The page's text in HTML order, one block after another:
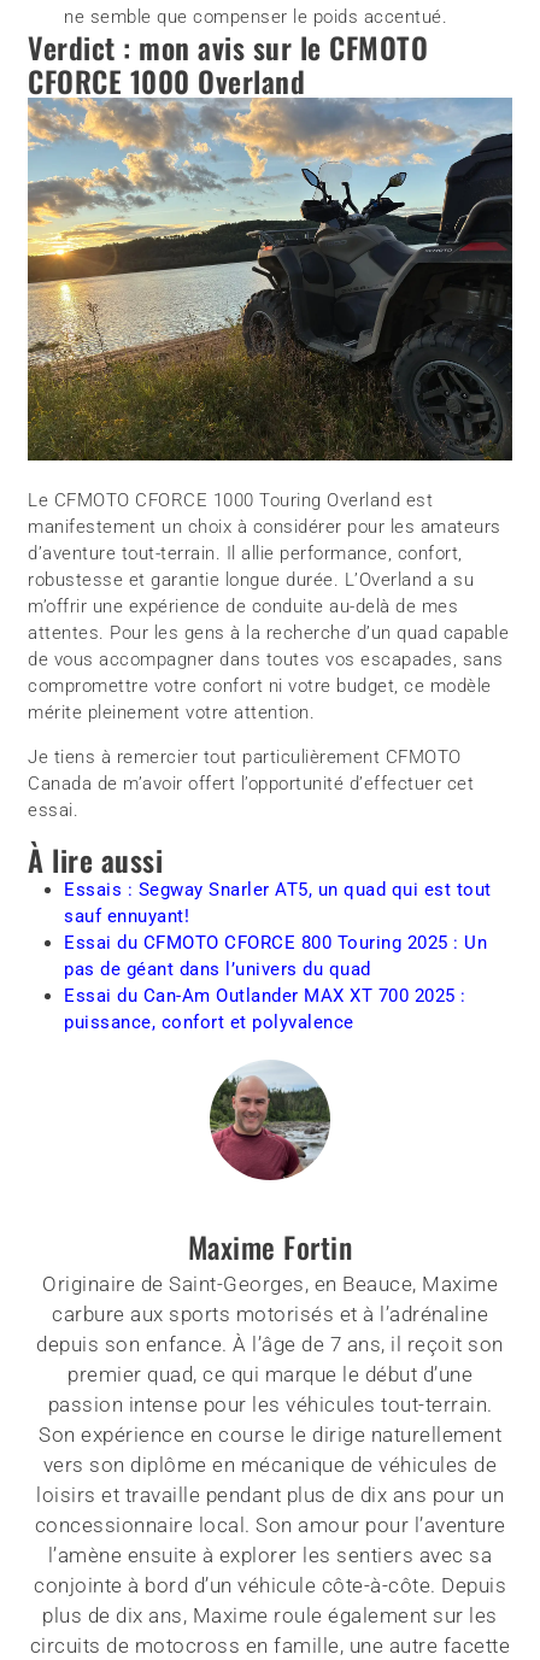
ne semble que compenser le poids accentué.
Verdict : mon avis sur le CFMOTO
CFORCE 1000 Overland
Le CFMOTO CFORCE 1000 Touring Overland est
manifestement un choix à considérer pour les amateurs
d’aventure tout-terrain. Il allie performance, confort,
robustesse et garantie longue durée. L’Overland a su
m’offrir une expérience de conduite au-delà de mes
attentes. Pour les gens à la recherche d’un quad capable
de vous accompagner dans toutes vos escapades, sans
compromettre votre confort ni votre budget, ce modèle
mérite pleinement votre attention.
Je tiens à remercier tout particulièrement CFMOTO
Canada de m’avoir offert l’opportunité d’effectuer cet
essai.
À lire aussi
Essais : Segway Snarler AT5, un quad qui est tout
sauf ennuyant!
Essai du CFMOTO CFORCE 800 Touring 2025 : Un
pas de géant dans l’univers du quad
Essai du Can-Am Outlander MAX XT 700 2025 :
puissance, confort et polyvalence
Maxime Fortin
Originaire de Saint-Georges, en Beauce, Maxime
carbure aux sports motorisés et à l’adrénaline
depuis son enfance. À l’âge de 7 ans, il reçoit son
premier quad, ce qui marque le début d’une
passion intense pour les véhicules tout-terrain.
Son expérience en course le dirige naturellement
vers son diplôme en mécanique de véhicules de
loisirs et travaille pendant plus de dix ans pour un
concessionnaire local. Son amour pour l’aventure
l’amène ensuite à explorer les sentiers avec sa
conjointe à bord d’un véhicule côte-à-côte. Depuis
plus de dix ans, Maxime roule également sur les
circuits de motocross en famille, une autre facette